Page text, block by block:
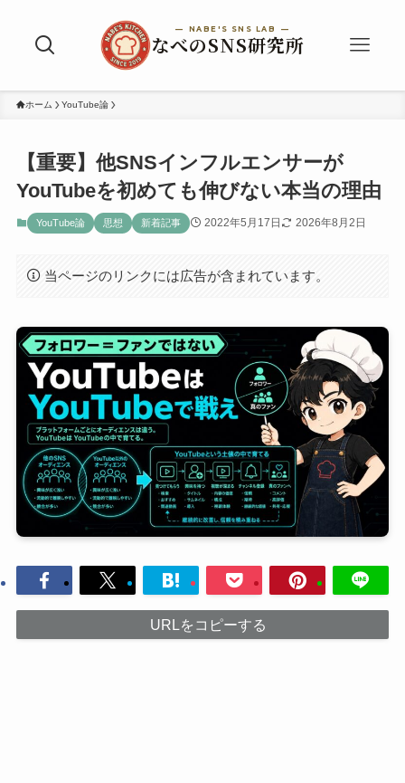
ホーム YouTube論
【重要】他SNSインフルエンサーが
YouTubeを初めても伸びない本当の理由
YouTube論 思想 新着記事 2022年5月17日 2026年8月2日
当ページのリンクには広告が含まれています。
URLをコピーする